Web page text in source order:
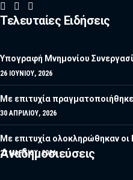
Τελευταίες Ειδήσεις
Υπογραφή Μνημονίου
26 ΙΟΥΝΊΟΥ, 2026
Με επιτυχία
30 ΑΠΡΙΛΊΟΥ, 2026
Με επιτυχία ολοκληρώθηκαν
22 ΜΑΡΤΊΟΥ, 2026
Αναδημοσιεύσεις